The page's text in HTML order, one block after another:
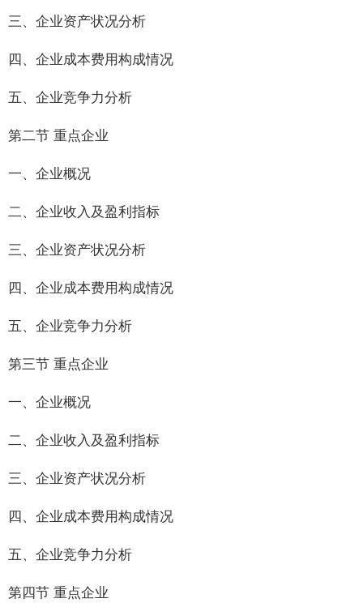
三、企业资产状况分析
四、企业成本费用构成情况
五、企业竞争力分析
第二节 重点企业
一、企业概况
二、企业收入及盈利指标
三、企业资产状况分析
四、企业成本费用构成情况
五、企业竞争力分析
第三节 重点企业
一、企业概况
二、企业收入及盈利指标
三、企业资产状况分析
四、企业成本费用构成情况
五、企业竞争力分析
第四节 重点企业